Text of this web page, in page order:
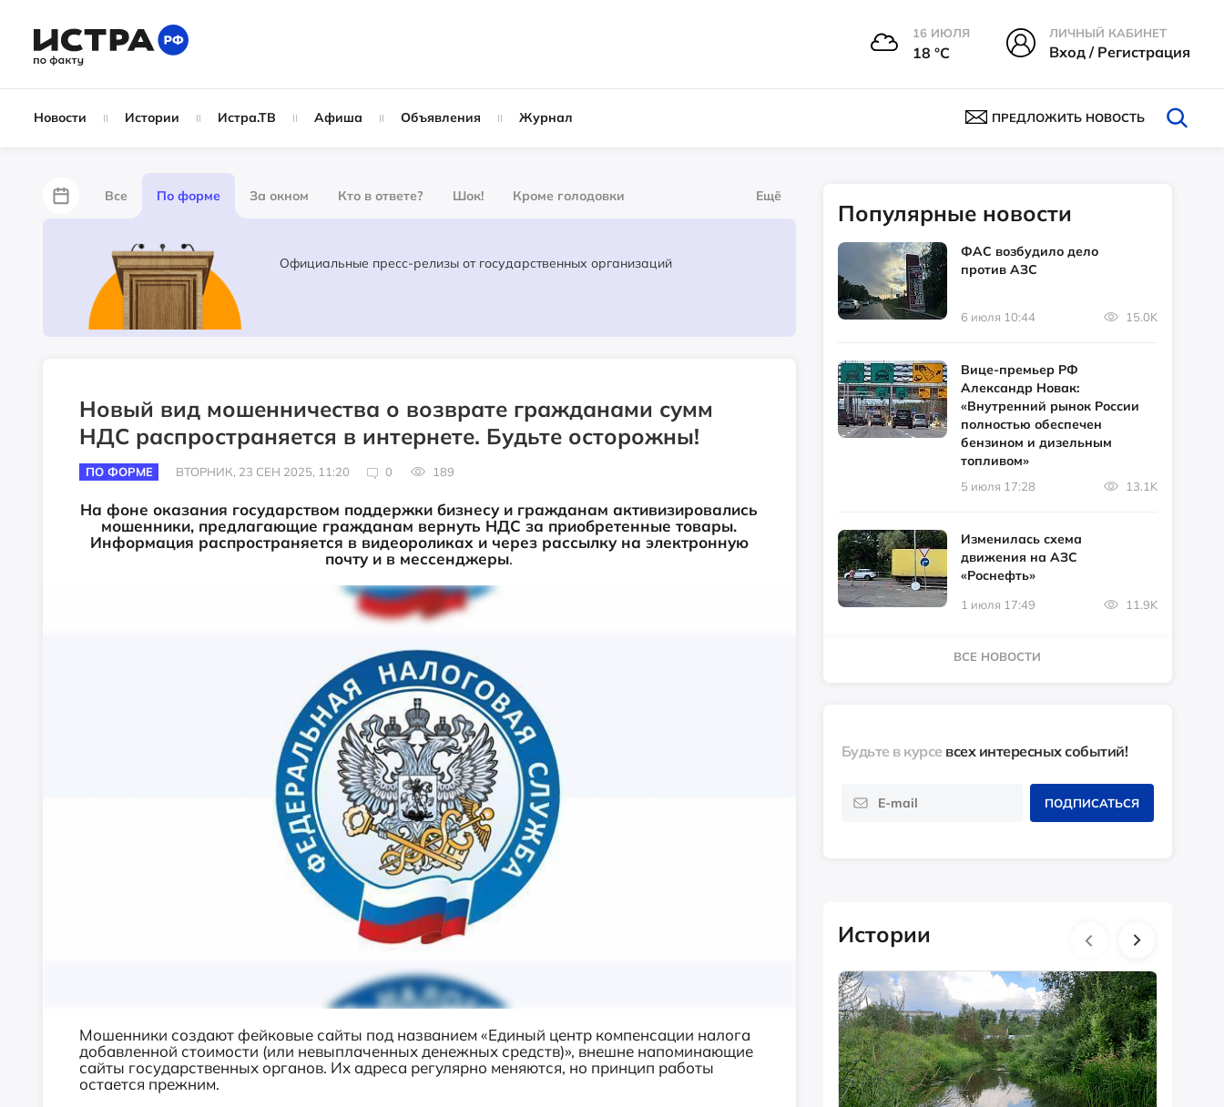
16 ИЮЛЯ
18 °С
ЛИЧНЫЙ КАБИНЕТ
Вход / Регистрация
Новости Истории Истра.ТВ Афиша Объявления Журнал ПРЕДЛОЖИТЬ НОВОСТЬ
Все По форме За окном Кто в ответе? Шок! Кроме голодовки
Лайфхаки За забором
Партнёрский материал
Ещё
Официальные пресс-релизы от государственных организаций
Новый вид мошенничества о возврате гражданами сумм
НДС распространяется в интернете. Будьте осторожны!
ПО ФОРМЕ ВТОРНИК, 23 СЕН 2025, 11:20 0 189
На фоне оказания государством поддержки бизнесу и гражданам активизировались
мошенники, предлагающие гражданам вернуть НДС за приобретенные товары.
Информация распространяется в видеороликах и через рассылку на электронную
почту и в мессенджеры.
Мошенники создают фейковые сайты под названием «Единый центр компенсации налога
добавленной стоимости (или невыплаченных денежных средств)», внешне напоминающие
сайты государственных органов. Их адреса регулярно меняются, но принцип работы
остается прежним.
Популярные новости
ФАС возбудило дело
против АЗС
6 июля 10:44 15.0K
Вице-премьер РФ
Александр Новак:
«Внутренний рынок России
полностью обеспечен
бензином и дизельным
топливом»
5 июля 17:28 13.1K
Изменилась схема
движения на АЗС
«Роснефть»
1 июля 17:49 11.9K
ВСЕ НОВОСТИ
Будьте в курсе всех интересных событий!
ПОДПИСАТЬСЯ
Истории